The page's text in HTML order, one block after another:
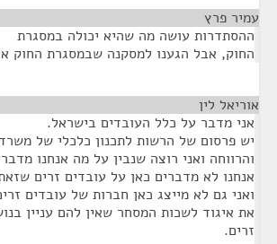
עמיר פרץ
ההסתדרות עושה מה שהיא יכולה במסגרת
החוק, אבל הגענו למסקנה שבמסגרת החוק
אוריאל לין
אני מדבר על כלל העובדים בישראל.
יש פרסום של הרשות לתכנון כלכלי של
והרווחה ואני רוצה שנבין על מה אנחנו
אנחנו לא מדברים כאן על עובדים זרים
ואני גם לא מייצג כאן חברות של עובדים
את איגוד לשכות המסחר שאין להם עניין
זרים.